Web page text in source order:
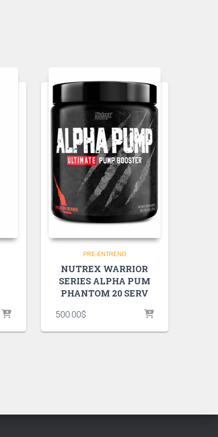
PRE-ENTRENO
NUTREX WARRIOR
SERIES ALPHA PUM
PHANTOM 20 SERV
500.00$